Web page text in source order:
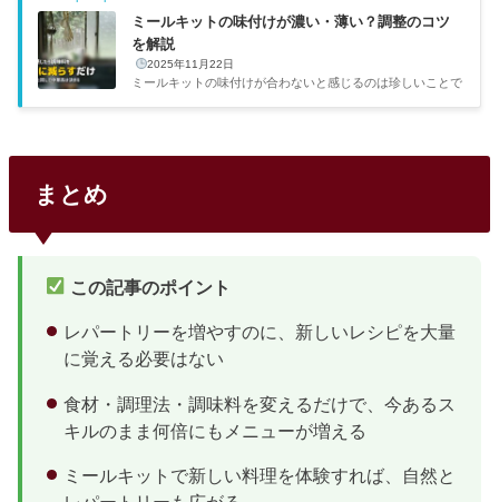
由…ちょっと不安だなぁお試しはしごがおすすめな理由各社
のお試しは正規価格の50〜76%オフで1人1回限定。全社試
せば最小コストで全サービスを比較体験できます。5社のお
試しセット比較一覧サービスお試し価格通常価格相当割引率
品数送料ビオマル...
ミールキットの味付けが濃い・薄い？調整のコツ
を解説
2025年11月22日
ミールキットの味付けが合わないと感じるのは珍しいことで
基本だけで大半は解決する。それでも合わなければ、サービ
しゅぼーやが合いやすい。サービス味の傾向調整のしやすさ
まとめ
この記事のポイント
レパートリーを増やすのに、新しいレシピを大量
に覚える必要はない
食材・調理法・調味料を変えるだけで、今あるス
キルのまま何倍にもメニューが増える
ミールキットで新しい料理を体験すれば、自然と